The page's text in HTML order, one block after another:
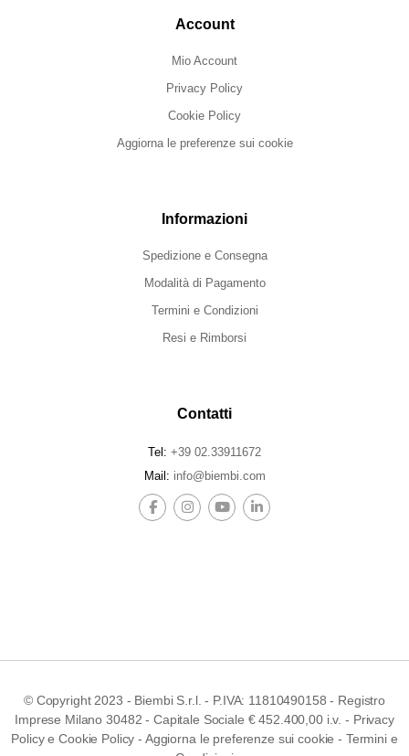
Account
Mio Account
Privacy Policy
Cookie Policy
Aggiorna le preferenze sui cookie
Informazioni
Spedizione e Consegna
Modalità di Pagamento
Termini e Condizioni
Resi e Rimborsi
Contatti
Tel: +39 02.33911672
Mail: info@biembi.com
© Copyright 2023 - Biembi S.r.l. - P.IVA: 11810490158 - Registro
Imprese Milano 30482 - Capitale Sociale € 452.400,00 i.v. - Privacy
PolicyeCookie Policy - Aggiorna le preferenze sui cookie - Termini e